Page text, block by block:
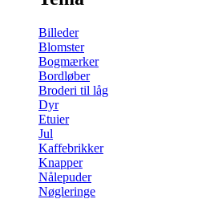
Billeder
Blomster
Bogmærker
Bordløber
Broderi til låg
Dyr
Etuier
Jul
Kaffebrikker
Knapper
Nålepuder
Nøgleringe